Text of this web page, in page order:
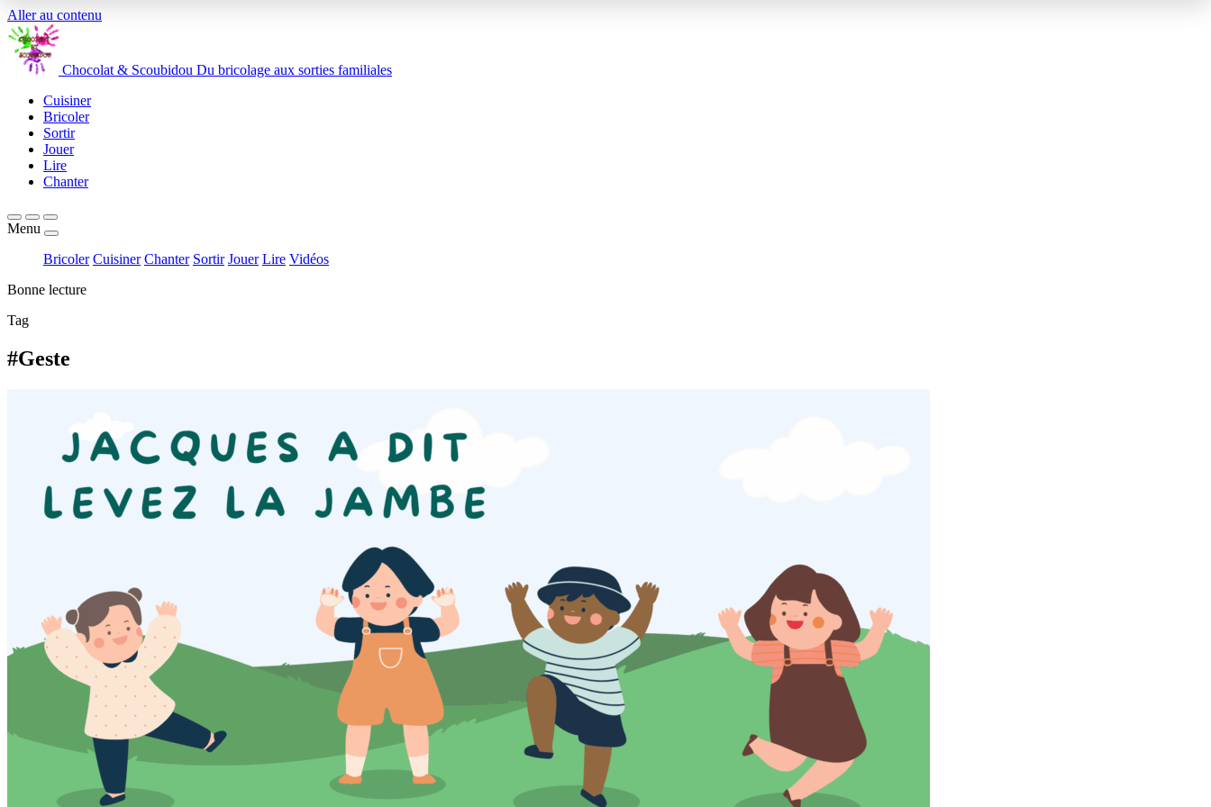
Aller au contenu
Chocolat & Scoubidou Du bricolage aux sorties familiales
Cuisiner
Bricoler
Sortir
Jouer
Lire
Chanter
Menu
Bricoler Cuisiner Chanter Sortir Jouer Lire Vidéos
Bonne lecture
Tag
#Geste